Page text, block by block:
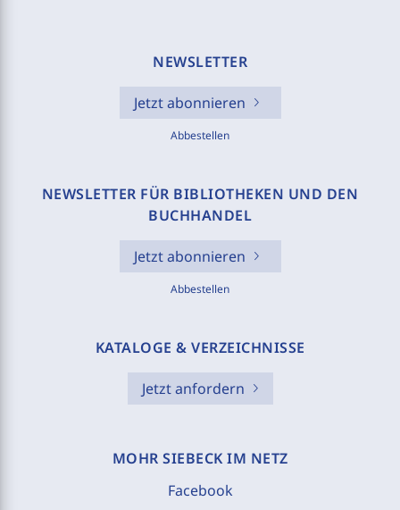
NEWSLETTER
Jetzt abonnieren
Abbestellen
NEWSLETTER FÜR BIBLIOTHEKEN UND DEN
BUCHHANDEL
Jetzt abonnieren
Abbestellen
KATALOGE & VERZEICHNISSE
Jetzt anfordern
MOHR SIEBECK IM NETZ
Facebook